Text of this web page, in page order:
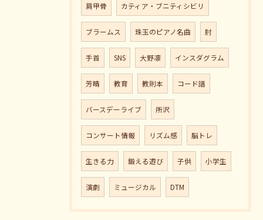
肩甲骨 カティア・ブニティシビリ
ブラームス 珠玉のピアノ名曲 肘
手首 SNS 大野凛 インスダグラム
芳晴 教育 教則本 コード譜
バースデーライブ 所沢
コンサート情報 リズム感 脳トレ
生きる力 鍛える遊び 子供 小学生
演劇 ミュージカル DTM